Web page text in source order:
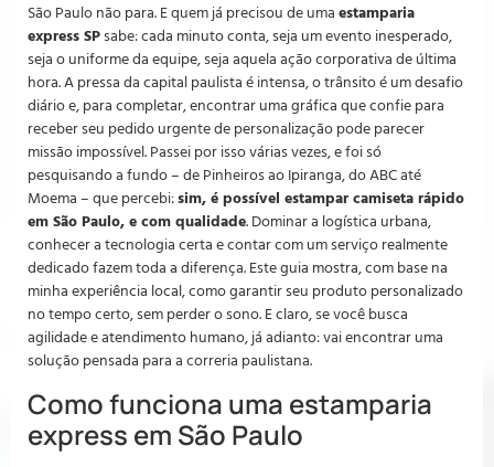
São Paulo não para. E quem já precisou de uma estamparia
express SPsabe: cada minuto conta, seja um evento inesperado,
seja o uniforme da equipe, seja aquela ação corporativa de última
hora. A pressa da capital paulista é intensa, o trânsito é um desafio
diário e, para completar, encontrar uma gráfica que confie para
receber seu pedido urgente de personalização pode parecer
missão impossível. Passei por isso várias vezes, e foi só
pesquisando a fundo – de Pinheiros ao Ipiranga, do ABC até
Moema – que percebi:sim, é possível estampar camiseta rápido
em São Paulo, e com qualidade. Dominar a logística urbana,
conhecer a tecnologia certa e contar com um serviço realmente
dedicado fazem toda a diferença. Este guia mostra, com base na
minha experiência local, como garantir seu produto personalizado
no tempo certo, sem perder o sono. E claro, se você busca
agilidade e atendimento humano, já adianto: vai encontrar uma
solução pensada para a correria paulistana.
Como funciona uma estamparia
express em São Paulo